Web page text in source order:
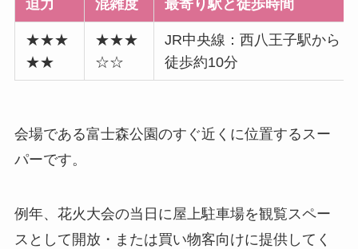
迫力 混雑度 最寄り駅と徒歩時間
★★★
★★
★★★
☆☆
JR中央線：西八王子駅から
徒歩約10分
会場である富士森公園のすぐ近くに位置するスー
パーです。
例年、花火大会の当日に屋上駐車場を観覧スペー
スとして開放・または買い物客向けに提供してく